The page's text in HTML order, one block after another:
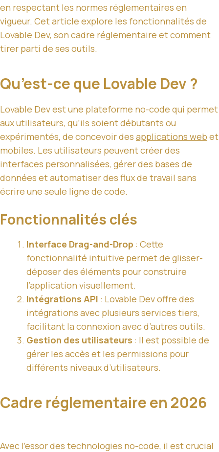
en respectant les normes réglementaires en
vigueur. Cet article explore les fonctionnalités de
Lovable Dev, son cadre réglementaire et comment
tirer parti de ses outils.
Qu’est-ce que Lovable Dev ?
Lovable Dev est une plateforme no-code qui permet
aux utilisateurs, qu’ils soient débutants ou
expérimentés, de concevoir des applications web et
mobiles. Les utilisateurs peuvent créer des
interfaces personnalisées, gérer des bases de
données et automatiser des flux de travail sans
écrire une seule ligne de code.
Fonctionnalités clés
Interface Drag-and-Drop : Cette
fonctionnalité intuitive permet de glisser-
déposer des éléments pour construire
l’application visuellement.
Intégrations API : Lovable Dev offre des
intégrations avec plusieurs services tiers,
facilitant la connexion avec d’autres outils.
Gestion des utilisateurs : Il est possible de
gérer les accès et les permissions pour
différents niveaux d’utilisateurs.
Cadre réglementaire en 2026
Avec l’essor des technologies no-code, il est crucial